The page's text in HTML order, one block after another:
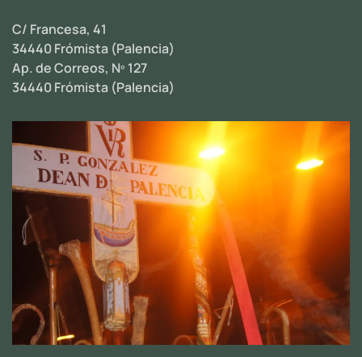
C/ Francesa, 41
34440 Frómista (Palencia)
Ap. de Correos, Nº 127
34440 Frómista (Palencia)